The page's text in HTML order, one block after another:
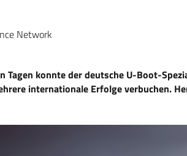
Network
Tagen konnte der deutsche U-Boot-
internationale Erfolge verbuchen.